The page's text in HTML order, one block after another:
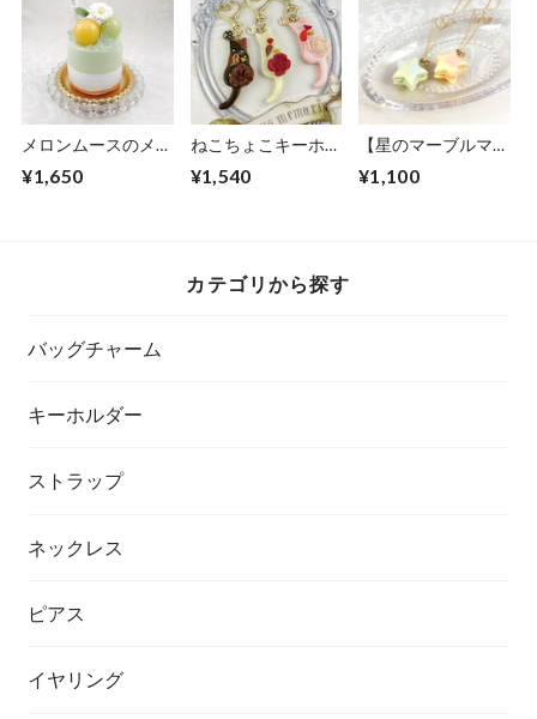
メロンムースのメモ
スタンド
¥1,650
ねこちょこキーホル
ダー
¥1,540
【星のマーブルマカ
ロンネックレス】キ
ュービックジルコニ
¥1,100
カテゴリから探す
バッグチャーム
キーホルダー
ストラップ
ネックレス
ピアス
イヤリング